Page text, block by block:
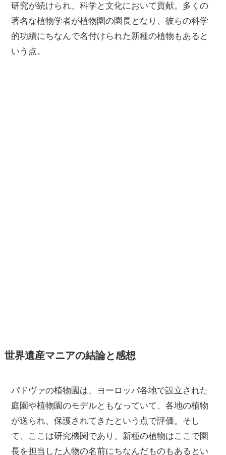
研究が続けられ、科学と文化において貢献。多くの
著名な植物学者が植物園の園長となり、彼らの科学
的功績にちなんで名付けられた新種の植物もあると
いう点。
世界遺産マニアの結論と感想
パドヴァの植物園は、ヨーロッパ各地で設立された
庭園や植物園のモデルともなっていて、各地の植物
が送られ、保護されてきたという点で評価。そし
て、ここは研究機関であり、新種の植物はここで園
長を担当した人物の名前にちなんだものもあるとい